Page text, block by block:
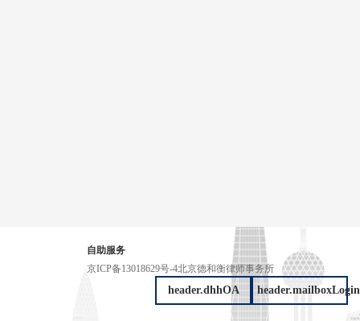
自助服务
京ICP备13018629号-4北京德和衡律师事务所
header.dhhOA header.mailboxLogin